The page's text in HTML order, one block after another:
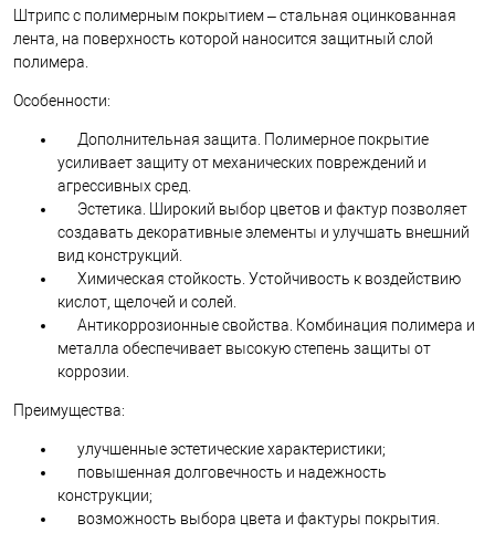
Штрипс с полимерным покрытием – стальная оцинкованная
лента, на поверхность которой наносится защитный слой
полимера.
Особенности:
Дополнительная защита. Полимерное покрытие
усиливает защиту от механических повреждений и
агрессивных сред.
Эстетика. Широкий выбор цветов и фактур позволяет
создавать декоративные элементы и улучшать внешний
вид конструкций.
Химическая стойкость. Устойчивость к воздействию
кислот, щелочей и солей.
Антикоррозионные свойства. Комбинация полимера и
металла обеспечивает высокую степень защиты от
коррозии.
Преимущества:
улучшенные эстетические характеристики;
повышенная долговечность и надежность
конструкции;
возможность выбора цвета и фактуры покрытия.